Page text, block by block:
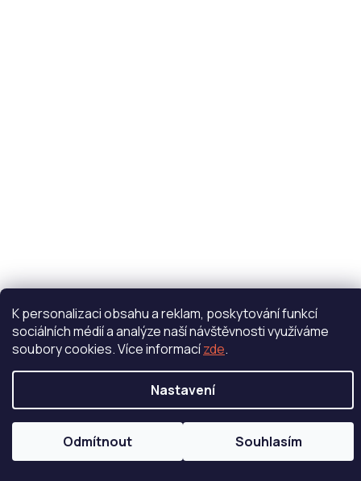
K personalizaci obsahu a reklam, poskytování funkcí
sociálních médií a analýze naší návštěvnosti využíváme
soubory cookies. Více informacízde.
Nastavení
Odmítnout Souhlasím